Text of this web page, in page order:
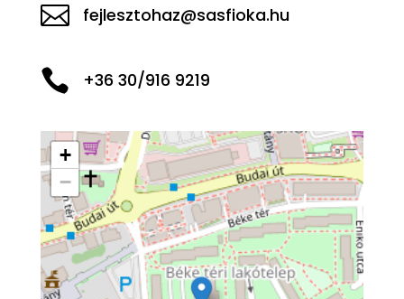
 fejlesztohaz@sasfioka.hu
 +36 30/916 9219
+
−